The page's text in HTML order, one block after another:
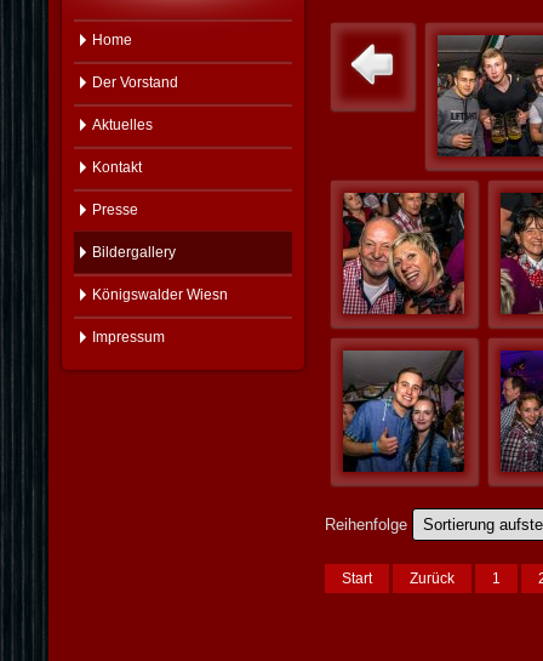
Home
Der Vorstand
Aktuelles
Kontakt
Presse
Bildergallery
Königswalder Wiesn
Impressum
Reihenfolge
Start Zurück 1